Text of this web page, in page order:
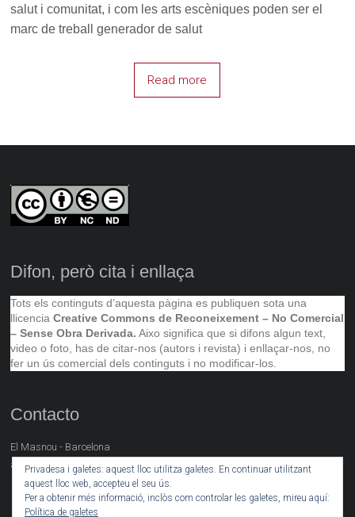
salut i comunitat, i com les arts escèniques poden ser el
marc de treball generador de salut
Read more
Difon, però cita i enllaça
Tots els continguts d’aquesta pàgina es publiquen sota una
llicenciaCreative Commons de Reconeixement – No Comercial
– Sense Obra Derivada. Aixo significa que si difons algun text,
video o foto, has de citar-nos (autors i revista) i enllaçar-nos, no
fer un ús comercial dels continguts i no modificar-los.
Contacto
El Masnou - Barcelona
artsocial@neret.cat
Privadesa i galetes: aquest lloc utilitza galetes. En continuar utilitzant
aquest lloc web, accepteu el seu ús.
Per a obtenir més informació, inclòs com controlar les galetes, mireu aquí:
Política de galetes